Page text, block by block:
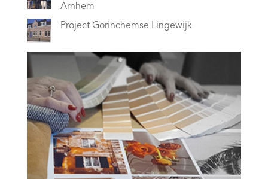
Arnhem
Project Gorinchemse Lingewijk